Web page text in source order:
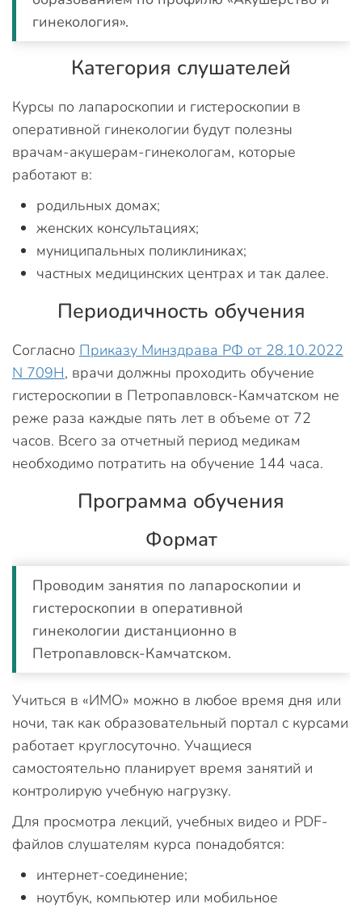
гинекология».
Категория слушателей
Курсы по лапароскопии и гистероскопии в
оперативной гинекологии будут полезны
врачам-акушерам-гинекологам, которые
работают в:
родильных домах;
женских консультациях;
муниципальных поликлиниках;
частных медицинских центрах и так далее.
Периодичность обучения
Согласно Приказу Минздрава РФ от 28.10.2022
N 709Н, врачи должны проходить обучение
гистероскопии в Петропавловск-Камчатском не
реже раза каждые пять лет в объеме от 72
часов. Всего за отчетный период медикам
необходимо потратить на обучение 144 часа.
Программа обучения
Формат
Проводим занятия по лапароскопии и
гистероскопии в оперативной
гинекологии дистанционно в
Петропавловск-Камчатском.
Учиться в «ИМО» можно в любое время дня или
ночи, так как образовательный портал с курсами
работает круглосуточно. Учащиеся
самостоятельно планирует время занятий и
контролирую учебную нагрузку.
Для просмотра лекций, учебных видео и PDF-
файлов слушателям курса понадобятся:
интернет-соединение;
ноутбук, компьютер или мобильное